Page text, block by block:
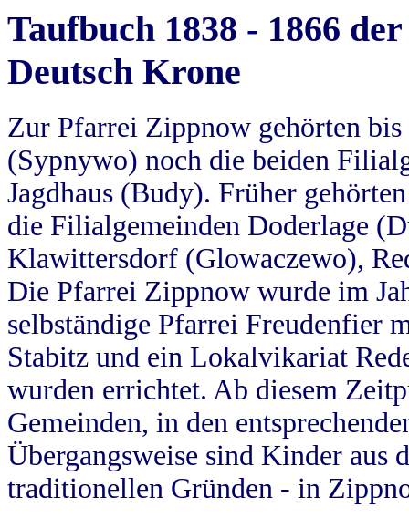
Taufbuch 1838 - 1866
Deutsch Krone
Zur Pfarrei Zippnow gehörten
(Sypnywo) noch die beiden
Jagdhaus (Budy). Früher
die Filialgemeinden Doderlage
Klawittersdorf (Glowaczewo),
Die Pfarrei Zippnow wurde im
selbständige Pfarrei Freudenfier
Stabitz und ein Lokalvikariat
wurden errichtet. Ab diesem
Gemeinden, in den
Übergangsweise sind Kinder aus
traditionellen Gründen - in